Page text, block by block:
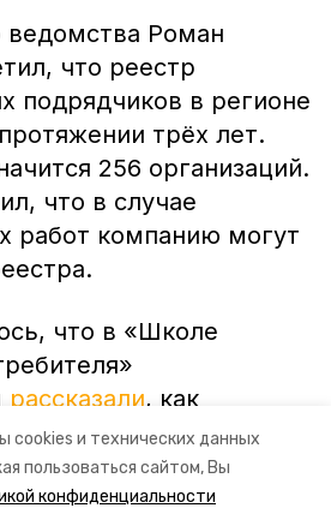
cookies и технических данных
пользоваться сайтом, Вы
конфиденциальности
ведомства Роман
что реестр
подрядчиков в регионе
трёх лет.
256 организаций.
что в случае
работ компанию могут
что в «Школе
рассказали, как
затрат на